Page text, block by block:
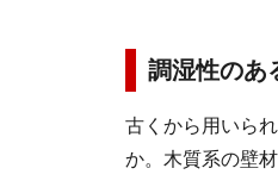
調湿性のあ
古くから用いら
か。木質系の壁